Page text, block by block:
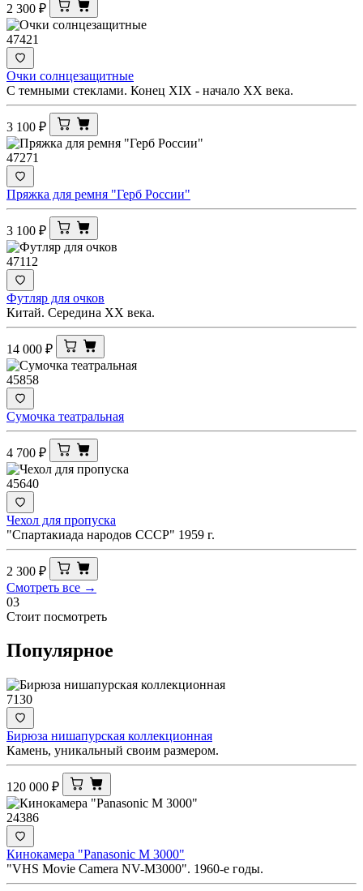
2 300 ₽
47421
Очки солнцезащитные
С темными стеклами. Конец XIX - начало ХХ века.
3 100 ₽
47271
Пряжка для ремня "Герб России"
3 100 ₽
47112
Футляр для очков
Китай. Середина ХХ века.
14 000 ₽
45858
Сумочка театральная
4 700 ₽
45640
Чехол для пропуска
"Спартакиада народов СССР" 1959 г.
2 300 ₽
Смотреть все →
03
Стоит посмотреть
Популярное
7130
Бирюза нишапурская коллекционная
Камень, уникальный своим размером.
120 000 ₽
24386
Кинокамера "Panasonic M 3000"
"VHS Movie Camera NV-M3000". 1960-е годы.